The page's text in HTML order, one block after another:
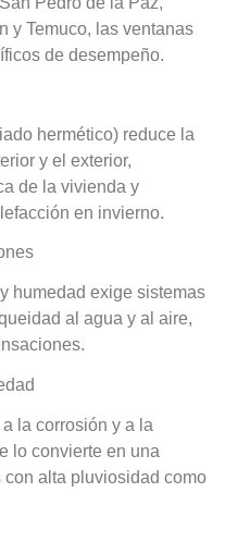
y Temuco, las ventanas
de desempeño.
hermético) reduce la
y el exterior,
de la vivienda y
en invierno.
humedad exige sistemas
al agua y al aire,
la corrosión y a la
lo convierte en una
alta pluviosidad como